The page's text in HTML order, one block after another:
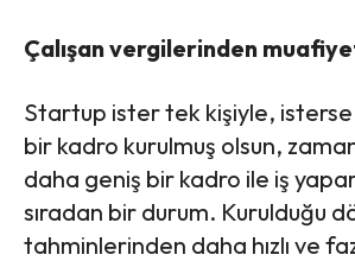
Çalışan vergilerinden
Startup ister tek kişiyle,
bir kadro kurulmuş olsun,
daha geniş bir kadro ile iş
sıradan bir durum. Kurulduğu
tahminlerinden daha hızlı ve